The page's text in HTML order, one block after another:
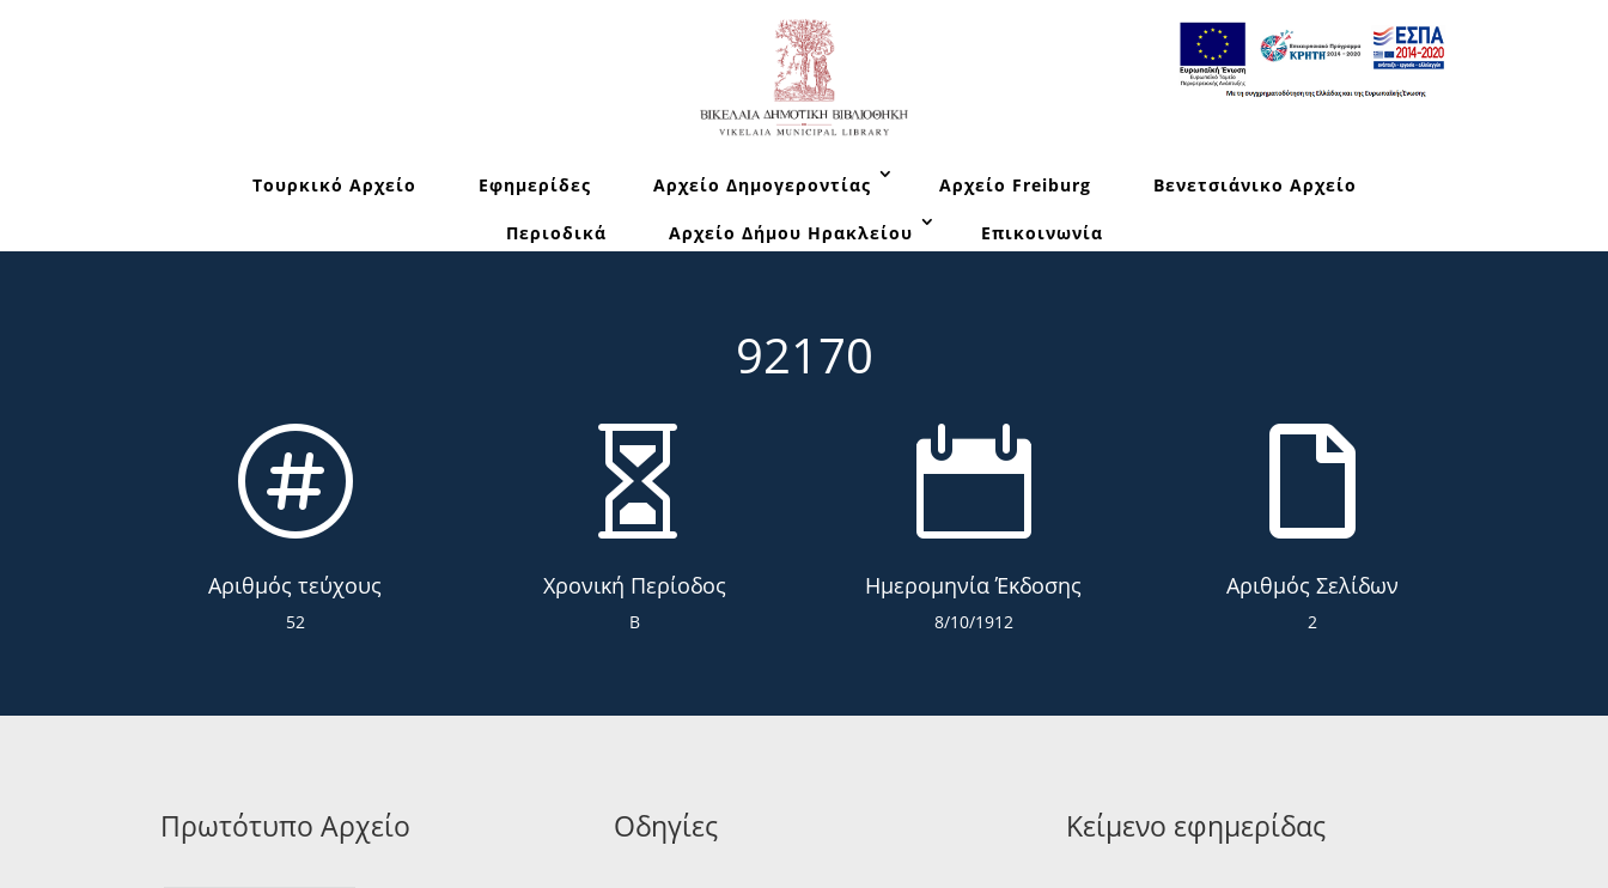
Τουρκικό Αρχείο Εφημερίδες Αρχείο Δημογεροντίας Αρχείο Freiburg Βενετσιάνικο Αρχείο
Περιοδικά Αρχείο Δήμου Ηρακλείου Επικοινωνία
92170

Αριθμός τεύχους
52

Χρονική Περίοδος
Β

Ημερομηνία Έκδοσης
8/10/1912

Αριθμός Σελίδων
2
Πρωτότυπο Αρχείο Οδηγίες Κείμενο εφημερίδας